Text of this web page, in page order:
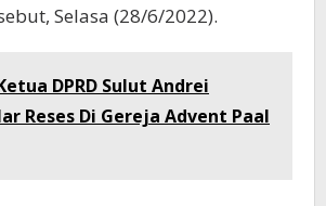
Selasa (28/6/2022).
DPRD Sulut Andrei
Reses Di Gereja Advent Paal